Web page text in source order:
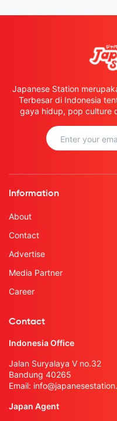
Japanese Station
Terbesar di Indonesia
gaya hidup, pop culture
Information
About
Contact
Advertise
Media Partner
Career
Contact
Indonesia Office
Jalan Suryalaya V no.32
Bandung 40265
Email:
Japan Agent